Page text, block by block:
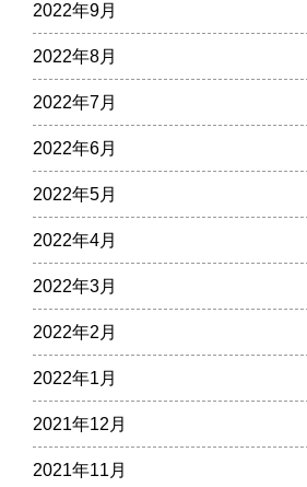
2022年9月
2022年8月
2022年7月
2022年6月
2022年5月
2022年4月
2022年3月
2022年2月
2022年1月
2021年12月
2021年11月